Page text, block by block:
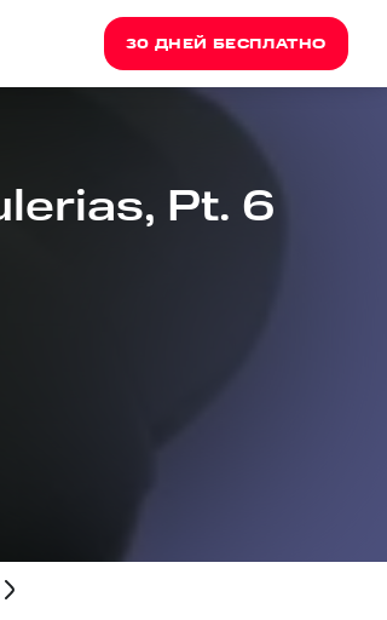
30 ДНЕЙ БЕСПЛАТНО
Pt. 6